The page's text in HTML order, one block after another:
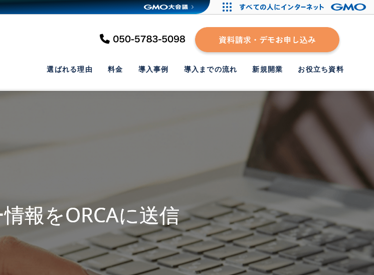
選ばれる理由 料金 導入事例 導入までの流れ 新規開業 お役立ち資料
報をORCAに送信